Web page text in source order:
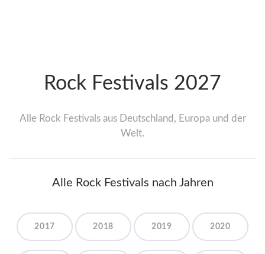
Rock Festivals 2027
Alle Rock Festivals aus Deutschland, Europa und der
Welt.
Alle Rock Festivals nach Jahren
2017 2018 2019 2020